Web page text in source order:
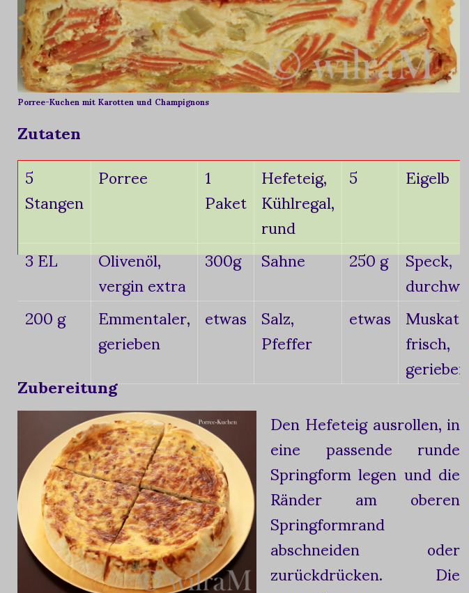
Porree-Kuchen mit Karotten und Champignons
Zutaten
5
Stangen
Porree 1
Paket
Hefeteig,
Kühlregal,
rund
5
Eigelb
3 EL
Olivenöl,
vergin extra
300g Sahne 250 g Speck,
200 g Emmentaler,
gerieben
etwas Salz,
Pfeffer
etwas Muskat,
frisch,
gerieben
Zubereitung
Den Hefeteig ausrollen, in
eine passende runde
Springform legen und die
Ränder am oberen
Springformrand
abschneiden oder
zurückdrücken. Die